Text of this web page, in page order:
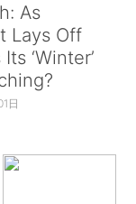
As
Lays Off
‘Winter’
日